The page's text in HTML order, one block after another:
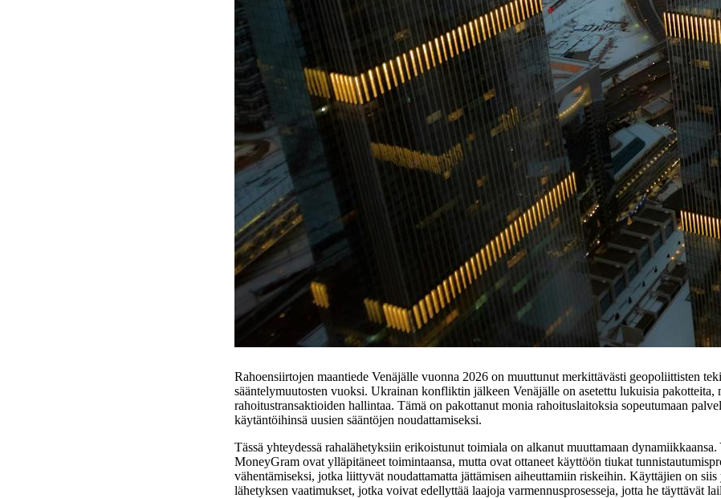
Rahoensiirtojen maantiede Venäjälle vuonna 2026 on muuttunut merkittävästi geopoliittisten
sääntelymuutosten vuoksi. Ukrainan konfliktin jälkeen Venäjälle on asetettu lukuisia pakotteita,
rahoitustransaktioiden hallintaa. Tämä on pakottanut monia rahoituslaitoksia sopeutumaan
käytäntöihinsä uusien sääntöjen noudattamiseksi.
Tässä yhteydessä rahalähetyksiin erikoistunut toimiala on alkanut muuttamaan
MoneyGram ovat ylläpitäneet toimintaansa, mutta ovat ottaneet käyttöön tiukat
vähentämiseksi, jotka liittyvät noudattamatta jättämisen aiheuttamiin riskeihin. Käyttäjien on siis
lähetyksen vaatimukset, jotka voivat edellyttää laajoja varmennusprosesseja, jotta he täyttävät